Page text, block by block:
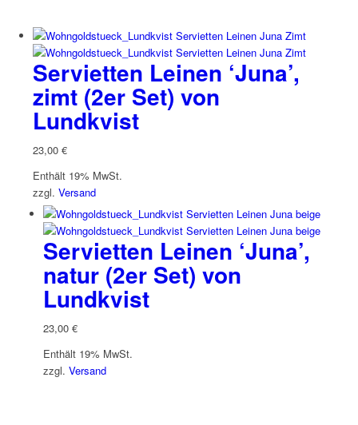
Servietten Leinen ‘Juna’,
zimt (2er Set) von
Lundkvist
23,00 €
Enthält 19% MwSt.
zzgl. Versand
Servietten Leinen ‘Juna’,
natur (2er Set) von
Lundkvist
23,00 €
Enthält 19% MwSt.
zzgl. Versand